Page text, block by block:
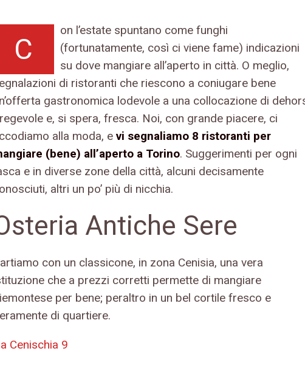
C
on l’estate spuntano come funghi
(fortunatamente, così ci viene fame) indicazioni
su dove mangiare all’aperto in città. O meglio,
di ristoranti che riescono a coniugare bene
gastronomica lodevole a una collocazione di
e, si spera, fresca. Noi, con grande piacere, ci
alla moda, e vi segnaliamo 8 ristoranti per
(bene) all’aperto a Torino. Suggerimenti per ogni
e in diverse zone della città, alcuni decisamente
altri un po’ più di nicchia.
Antiche Sere
con un classicone, in zona Cenisia, una vera
che a prezzi corretti permette di mangiare
per bene; peraltro in un bel cortile fresco e
di quartiere.
Cenischia 9